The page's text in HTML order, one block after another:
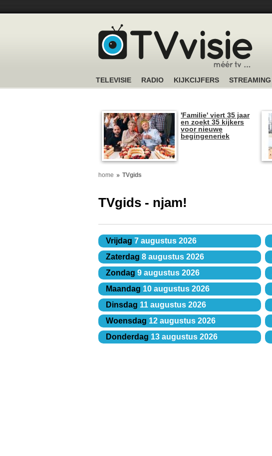
TELEVISIE RADIO KIJKCIJFERS STREAMING
'Familie' viert 35 jaar
en zoekt 35 kijkers
voor nieuwe
begingeneriek
home TVgids
TVgids - njam!
Vrijdag 7 augustus 2026
Zaterdag 8 augustus 2026
Zondag 9 augustus 2026
Maandag 10 augustus 2026
Dinsdag 11 augustus 2026
Woensdag 12 augustus 2026
Donderdag 13 augustus 2026